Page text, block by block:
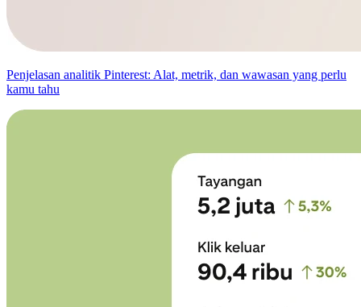
Penjelasan analitik Pinterest: Alat, metrik, dan wawasan yang perlu
kamu tahu